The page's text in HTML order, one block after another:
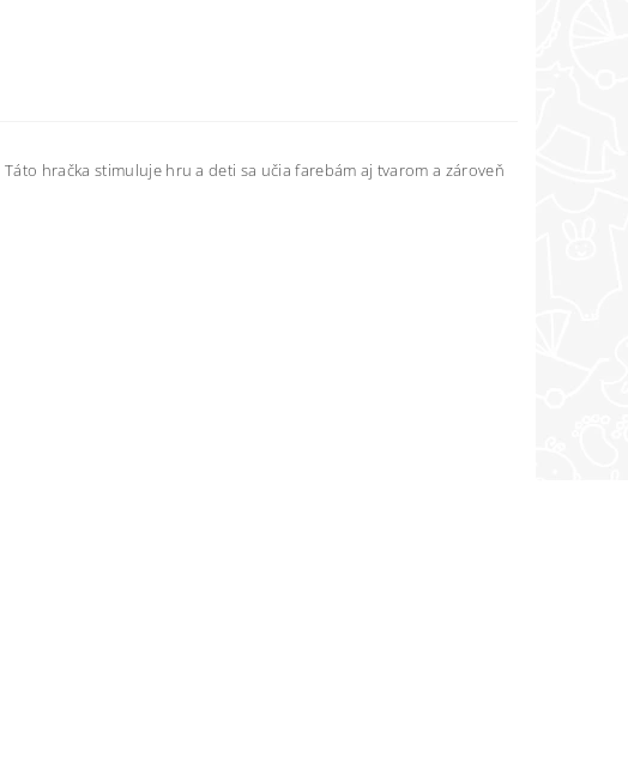
Táto hračka stimuluje hru a deti sa učia farebám aj tvarom a zároveň